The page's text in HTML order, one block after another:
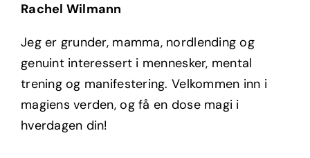
Rachel Wilmann
Jeg er grunder, mamma, nordlending og
genuint interessert i mennesker, mental
trening og manifestering. Velkommen inn i
magiens verden, og få en dose magi i
hverdagen din!